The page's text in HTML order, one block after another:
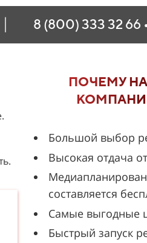
8 (800) 333 32 66 •
ПОЧЕМУ
Большой выбор
Высокая отдача
составляется
Самые выгодные
Быстрый запуск